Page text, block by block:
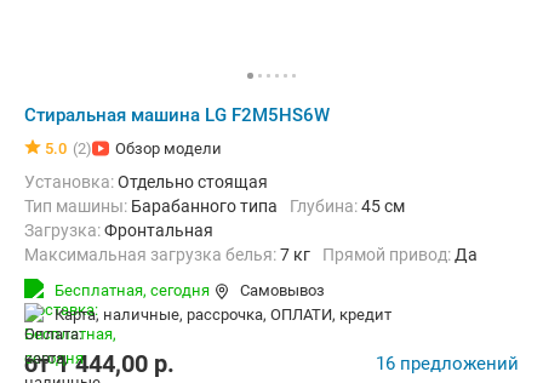
Стиральная машина LG F2M5HS6W
5.0 (2) Обзор модели
Установка:Отдельно стоящая
Тип машины: Барабанного типа Глубина:45 см
загрузка:Фронтальная
Максимальная загрузка белья:7 кг прямой привод: Да
Количество программ:
Дополнительные функции:
Безопасность:
Защита от детей, Защита от перепадов
Ширина: 60 см
Бесплатная, сегодня
Самовывоз
карта, наличные, рассрочка, ОПЛАТИ, кредит
от1 444,00 p. 16 предложений